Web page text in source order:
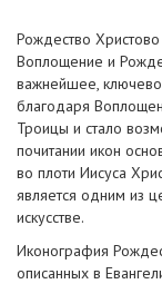
Рождество Христово
Воплощение и
важнейшее,
благодаря
Троицы и стало
почитании икон
во плоти Иисуса
является одним из
искусстве.
Иконография
описанных в